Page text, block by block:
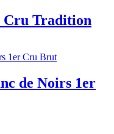
Cru Tradition
de Noirs 1er